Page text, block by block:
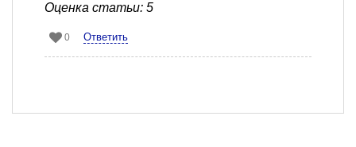
Оценка статьи: 5
0 Ответить